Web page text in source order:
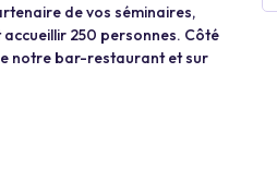
de vos séminaires,
250 personnes. Côté
notre bar-restaurant et sur